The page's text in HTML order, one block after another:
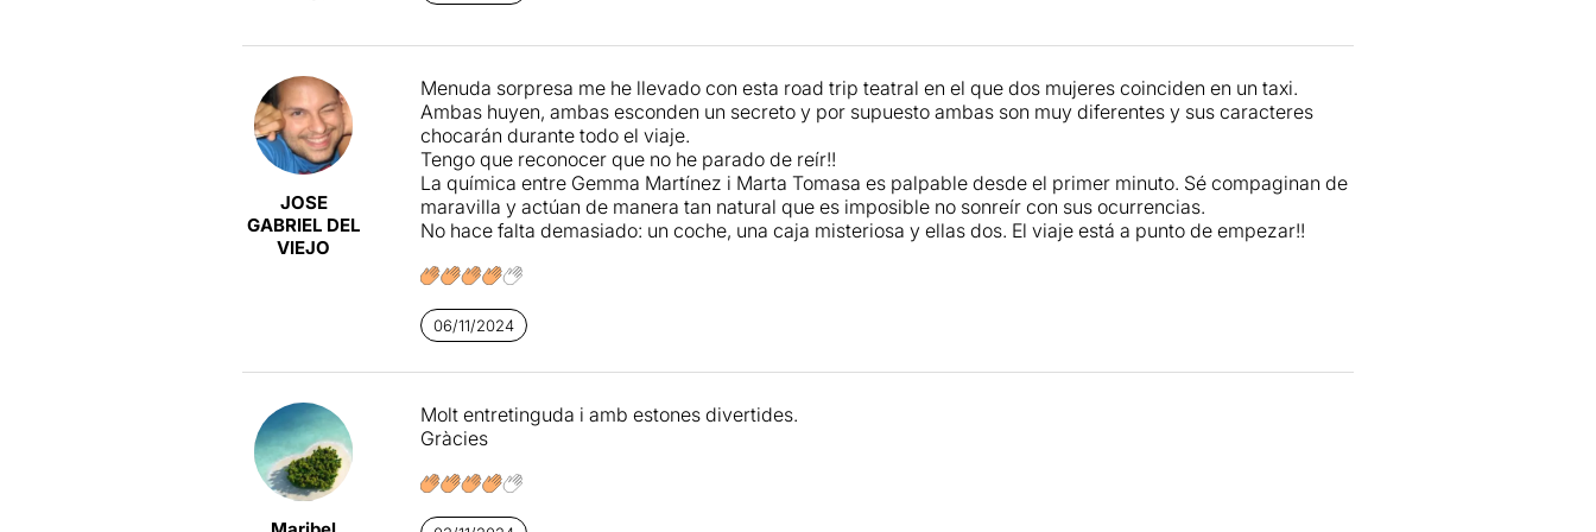
JOSE
GABRIEL DEL
VIEJO
Menuda sorpresa me he llevado con esta road trip teatral en el que dos mujeres coinciden en un taxi.
Ambas huyen, ambas esconden un secreto y por supuesto ambas son muy diferentes y sus caracteres
chocarán durante todo el viaje.
Tengo que reconocer que no he parado de reír!!
La química entre Gemma Martínez i Marta Tomasa es palpable desde el primer minuto. Sé compaginan de
maravilla y actúan de manera tan natural que es imposible no sonreír con sus ocurrencias.
No hace falta demasiado: un coche, una caja misteriosa y ellas dos. El viaje está a punto de empezar!!
06/11/2024
Molt entretinguda i amb estones divertides.
Gràcies